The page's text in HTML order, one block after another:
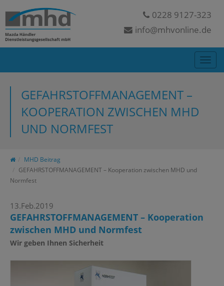
0228 9127-323
info@mhvonline.de
GEFAHRSTOFFMANAGEMENT –
KOOPERATION ZWISCHEN MHD
UND NORMFEST
MHD Beitrag
GEFAHRSTOFFMANAGEMENT – Kooperation zwischen MHD und
Normfest
13.Feb.2019
GEFAHRSTOFFMANAGEMENT – Kooperation
Wir geben Ihnen Sicherheit